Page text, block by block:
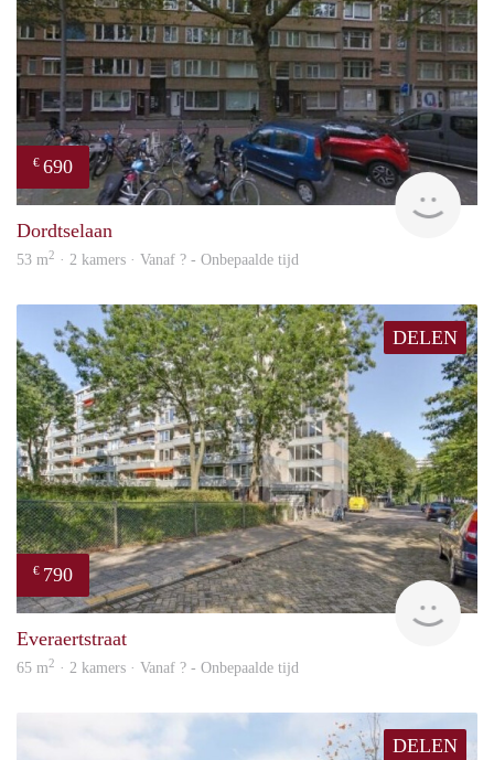
€ 690
Dordtselaan
53 m2 · 2 kamers · Vanaf ? - Onbepaalde tijd
DELEN
€ 790
Everaertstraat
65 m2 · 2 kamers · Vanaf ? - Onbepaalde tijd
DELEN